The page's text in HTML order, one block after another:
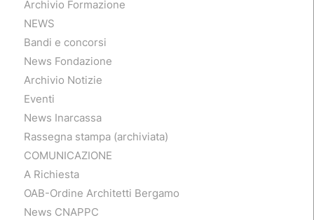
Archivio Formazione
NEWS
Bandi e concorsi
News Fondazione
Archivio Notizie
Eventi
News Inarcassa
Rassegna stampa (archiviata)
COMUNICAZIONE
A Richiesta
OAB-Ordine Architetti Bergamo
News CNAPPC